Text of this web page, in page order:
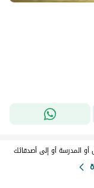
المدرسة أو إلى أصدقائك